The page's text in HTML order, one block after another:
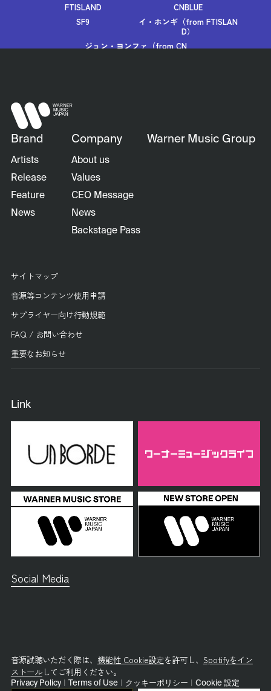
FTISLAND
CNBLUE
SF9
イ・ホンギ（from FTISLAN
D）
ジョン・ヨンファ（from CN
Brand
Artists
Release
Feature
News
Company
About us
Values
CEO Message
News
Backstage Pass
Warner Music Group
サイトマップ
音源等コンテンツ使用申請
サプライヤー向け行動規範
FAQ / お問い合わせ
重要なお知らせ
Link
Social Media
音源試聴いただく際は、 機能性 Cookie設定を許可し、 Spotifyをイン
ストールしてご利用ください。
Privacy Policy Terms of Use クッキーポリシー Cookie 設定